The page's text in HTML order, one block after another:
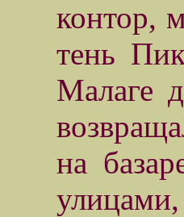
контор,
тень
Малаге
на